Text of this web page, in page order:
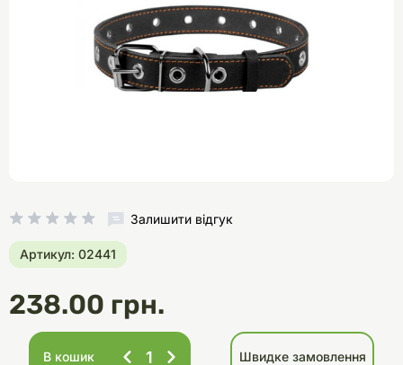
Залишити відгук
Артикул: 02441
238.00 грн.
В кошик Швидке замовлення